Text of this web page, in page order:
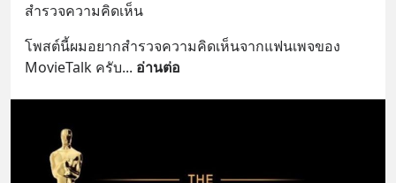
สำรวจความคิดเห็น
โพสต์นี้ผมอยากสำรวจความคิดเห็นจากแฟนเพจของ
MovieTalk ครับ... อ่านต่อ